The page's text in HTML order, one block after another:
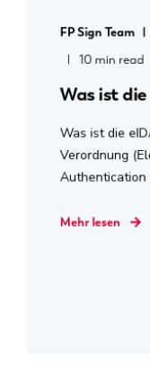
FP Sign Team
10 min read
Was ist
Was ist die
Verordnung
Authentication
Mehr lesen